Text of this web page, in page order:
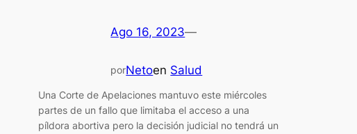
Ago 16, 2023—
porNetoen Salud
Una Corte de Apelaciones mantuvo este miércoles
partes de un fallo que limitaba el acceso a una
píldora abortiva pero la decisión judicial no tendrá un